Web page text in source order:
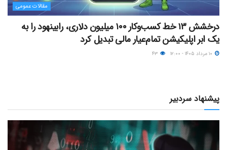
مقالات عمومی
درخشش ۱۳ خط کسب‌وکار ۱۰۰ میلیون دلاری، رابینهود را به
یک ابر اپلیکیشن تمام‌عیار مالی تبدیل کرد
پیشنهاد سردبیر